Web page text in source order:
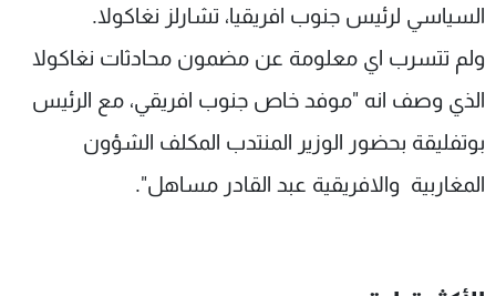
السياسي لرئيس جنوب افريقيا، تشارلز نغاكولا.
ولم تتسرب اي معلومة عن مضمون محادثات نغاكولا
الذي وصف انه "موفد خاص جنوب افريقي، مع الرئيس
بوتفليقة بحضور الوزير المنتدب المكلف الشؤون
المغاربية والافريقية عبد القادر مساهل".
منوعات رياضة
كأس العالم
البرامج